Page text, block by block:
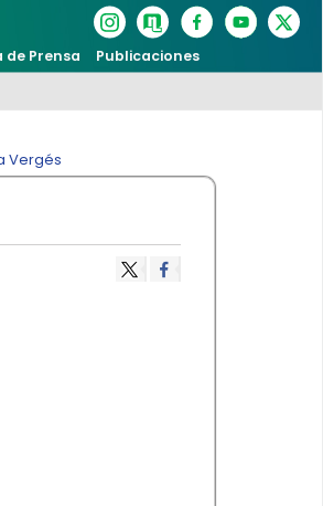
de Prensa Publicaciones
Vergés